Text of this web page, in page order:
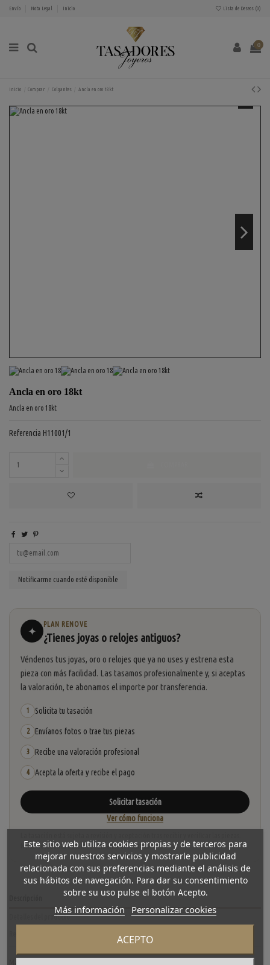
Envío Nota Legal Inicio Lista de Deseos (0)
0
Inicio Comprar Colgantes Ancla en oro 18kt
Ancla en oro 18kt
Ancla en oro 18kt
Referencia H11001/1
✦
PLAN RENOVE
¿Tienes joyas o relojes antiguos?
Véndenos tus joyas, oro o relojes que ya no uses y estrena esta
pieza con más facilidad. Las tasamos profesionalmente y, si aceptas
la valoración, te abonamos el importe por transferencia.
1 Solicita tu tasación
2 Envíanos fotos o trae tus piezas
3 Recibe una valoración profesional
4 Acepta la oferta y recibe el pago
Solicitar tasación
Ver cómo funciona
No se descuenta automáticamente del carrito.
Detalles del producto
Este sitio web utiliza cookies propias y de terceros para
mejorar nuestros servicios y mostrarle publicidad
relacionada con sus preferencias mediante el análisis de
sus hábitos de navegación. Para dar su consentimiento
sobre su uso pulse el botón Acepto.
Más información Personalizar cookies
ACEPTO